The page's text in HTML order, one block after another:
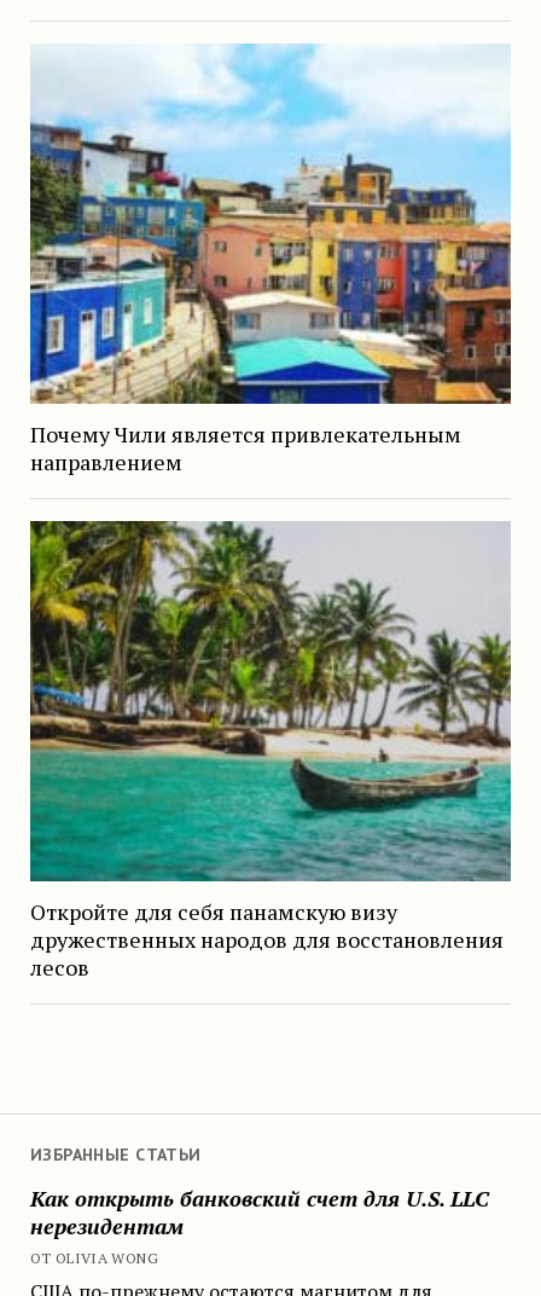
ИЗБРАННЫЕ СТАТЬИ
Как открыть банковский счет для U.S. LLC
нерезидентам
ОТ OLIVIA WONG
Почему Чили является привлекательным
направлением
Откройте для себя панамскую визу
дружественных народов для восстановления
лесов